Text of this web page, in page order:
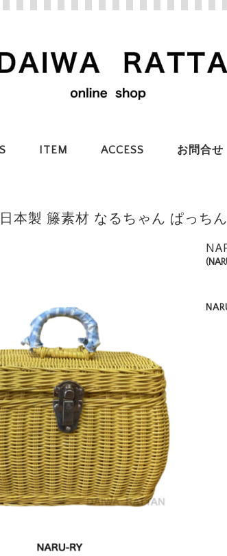
ITEM ACCESS お問合せ
本製 籐素材 なるちゃん ぱっち